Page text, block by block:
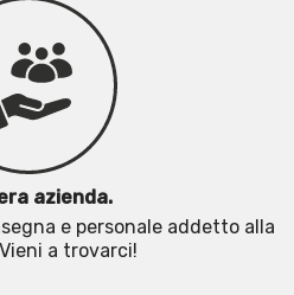
azienda.
e personale addetto alla
a trovarci!